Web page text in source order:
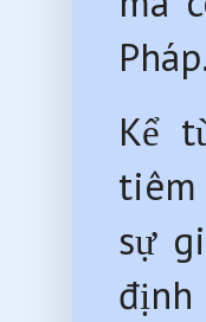
Kể
tiêm
sự
định